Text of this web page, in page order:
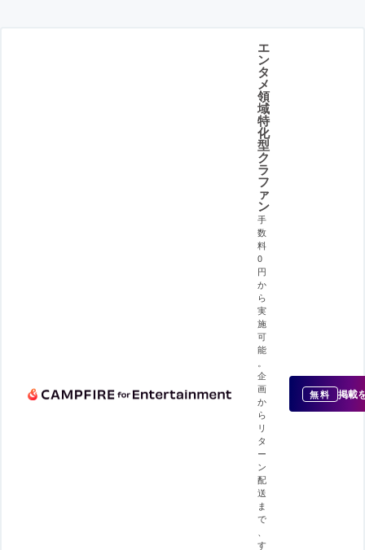
エ
ン
タ
メ
領
域
特
化
型
ク
ラ
フ
ァ
ン
手
数
料
0
円
か
ら
実
施
可
能
。
企
画
か
ら
リ
タ
ー
ン
配
送
ま
で
、
す
無料 掲載